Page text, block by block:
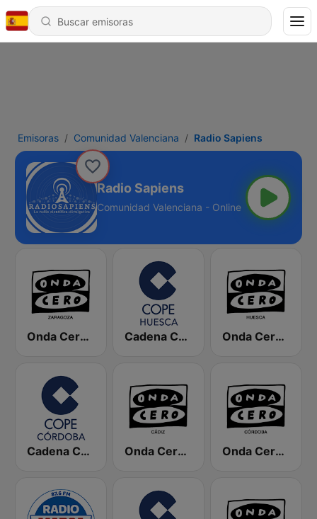
Emisoras Comunidad Valenciana Radio Sapiens
Radio Sapiens
Comunidad Valenciana - Online
Onda Cero Zaragoza Cadena COPE Huesca Onda Cero Huesca
Cadena COPE Córdoba Onda Cero Cádiz Onda Cero Córdoba